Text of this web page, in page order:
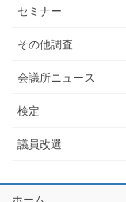
セミナー
その他調査
会議所ニュース
検定
議員改選